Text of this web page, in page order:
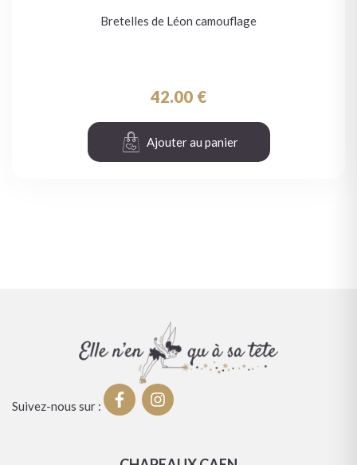
Bretelles de Léon camouflage
42.00 €
Ajouter au panier
Suivez-nous sur :